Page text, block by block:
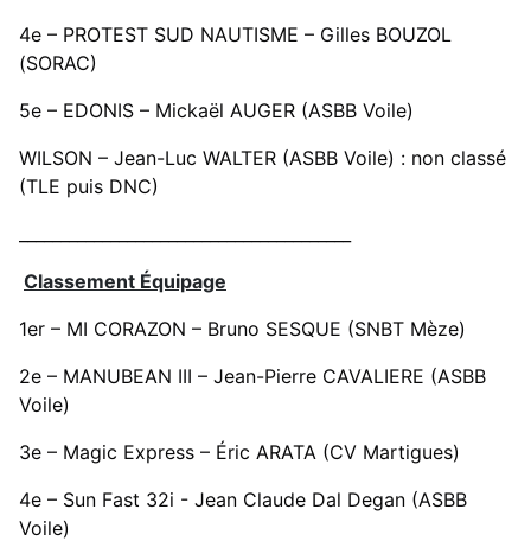
4e – PROTEST SUD NAUTISME – Gilles BOUZOL
(SORAC)
5e – EDONIS – Mickaël AUGER (ASBB Voile)
WILSON – Jean-Luc WALTER (ASBB Voile) : non classé
(TLE puis DNC)
Classement Équipage
1er – MI CORAZON – Bruno SESQUE (SNBT Mèze)
2e – MANUBEAN III – Jean-Pierre CAVALIERE (ASBB
Voile)
3e – Magic Express – Éric ARATA (CV Martigues)
4e – Sun Fast 32i - Jean Claude Dal Degan (ASBB
Voile)